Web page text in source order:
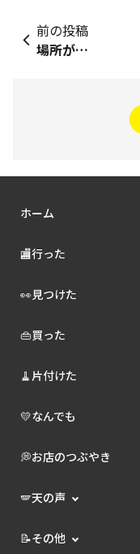
前の投稿
場所が…
ホーム
🏬行った
👀見つけた
👜買った
🧹片付けた
💛なんでも
💭お店のつぶやき
🪽天の声
📝その他